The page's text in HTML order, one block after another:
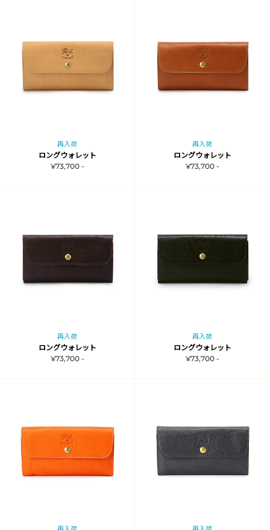
再入荷
ロングウォレット
¥73,700 -
再入荷
ロングウォレット
¥73,700 -
再入荷
ロングウォレット
¥73,700 -
再入荷
ロングウォレット
¥73,700 -